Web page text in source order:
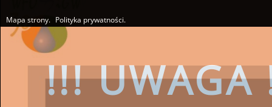
!!! UWAGA
Mapa strony. Polityka prywatności.